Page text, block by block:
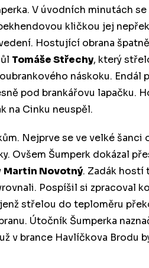
V úvodních minutách
kličkou jej
Hostující obrana
Tomáše Střechy, který
náskoku. Endál
pod brankářovu lapačku.
na Cinku neuspěl.
Nejprve se ve velké šanci
Ovšem Šumperk dokázal
Martin Novotný. Zadák hostí
Pospíšil si zpracoval
střelou do teploměru
Útočník Šumperka
v brance Havlíčkova Brodu